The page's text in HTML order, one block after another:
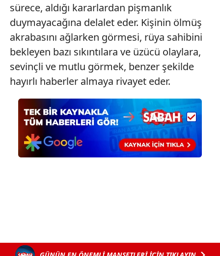
Çerezlere ilişkin tercihlerinizi aşağıda yer alan panel
vasıtasıyla belirleyebilirsiniz. Çerezlere ilişkin detaylı bilgi
için Ayarlar butonuna tıklayabilir,
Çerez Bilgilendirme
Metnimiziziyaret edebilirsiniz.
6698 sayılı Kişisel Verilerin Korunması Kanunu uyarınca
ilgili mevzuata uygun olarak kullanılan çerezlerle ilgili bilgi
almak için lütfentıklayınız.
sürece, aldığı kararlardan pişmanlık
duymayacağına delalet eder. Kişinin ölmüş
akrabasını ağlarken görmesi, rüya sahibini
bekleyen bazı sıkıntılara ve üzücü olaylara,
sevinçli ve mutlu görmek, benzer şekilde
hayırlı haberler almaya rivayet eder.